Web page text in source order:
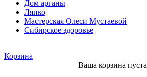
Дом арганы
Ляпко
Мастерская Олеси Мустаевой
Сибирское здоровье
Корзина
Ваша корзина пуста